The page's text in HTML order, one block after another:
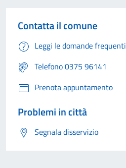
Contatta il comune
Leggi le domande frequenti
Telefono 0375 96141
Prenota appuntamento
Problemi in città
Segnala disservizio